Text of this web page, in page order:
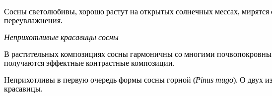
Сосны светолюбивы, хорошо растут на открытых солнечных мессах, мирятся
переувлажнения.
Неприхотливые красавицы сосны
В растительных композициях сосны гармоничны со многими
получаются эффектные контрастные композиции.
Неприхотливы в первую очередь формы сосны горной (Pinus mugo). О двух
красавицы.